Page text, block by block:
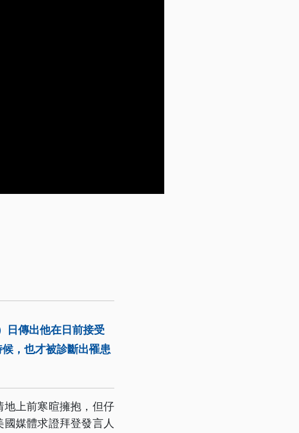
日傳出他在日前接受
，也才被診斷出罹患
地上前寒暄擁抱，但仔
媒體求證拜登發言人